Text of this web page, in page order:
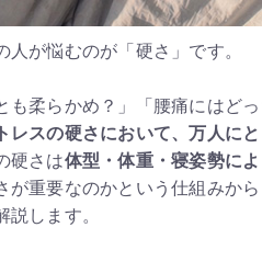
が悩むのが「硬さ」です。
も柔らかめ？」「腰痛にはどっ
レスの硬さにおいて、万人に
硬さは体型・体重・寝姿勢に
が重要なのかという仕組みか
します。